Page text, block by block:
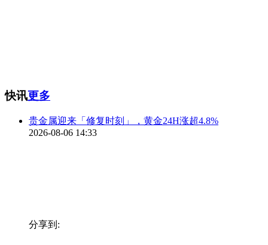
快讯更多
贵金属迎来「修复时刻」，黄金24H涨超4.8%
2026-08-06 14:33
分享到: